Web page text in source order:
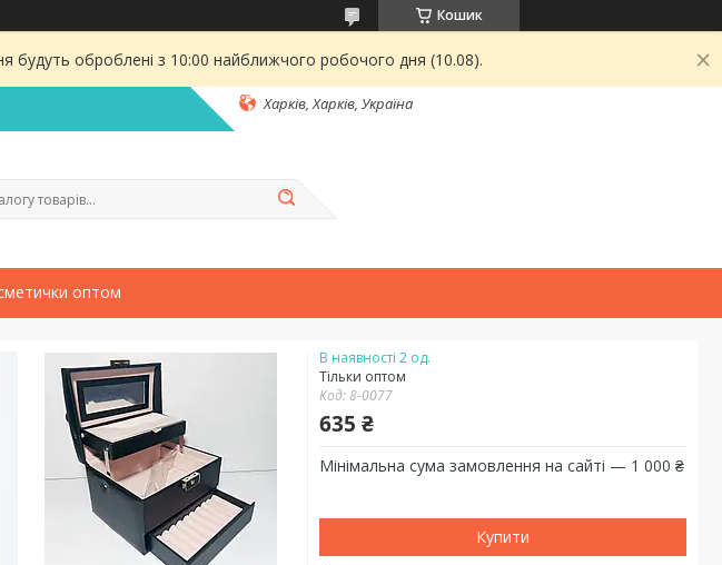
Кошик
будуть оброблені з 10:00 найближчого робочого дня (10.08).
Харків, Харків, Україна
оптом
В наявності 2 од.
Тільки оптом
Код:8-0077
635 ₴
Мінімальна сума замовлення на сайті — 1 000 ₴
Купити